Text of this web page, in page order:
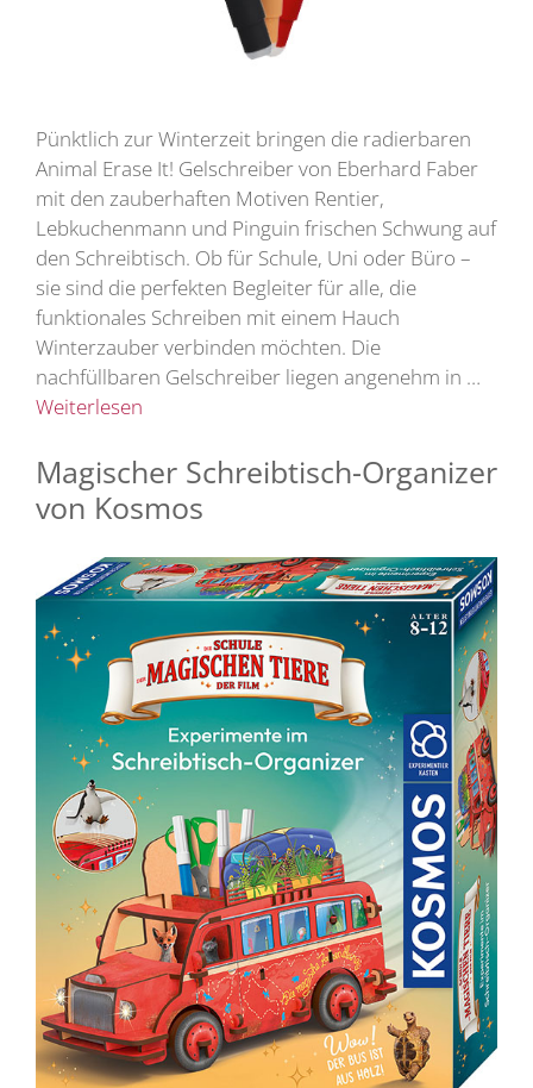
Pünktlich zur Winterzeit bringen die radierbaren
Animal Erase It! Gelschreiber von Eberhard Faber
mit den zauberhaften Motiven Rentier,
Lebkuchenmann und Pinguin frischen Schwung auf
den Schreibtisch. Ob für Schule, Uni oder Büro –
sie sind die perfekten Begleiter für alle, die
funktionales Schreiben mit einem Hauch
Winterzauber verbinden möchten. Die
nachfüllbaren Gelschreiber liegen angenehm in …
Weiterlesen
Magischer Schreibtisch-Organizer
von Kosmos